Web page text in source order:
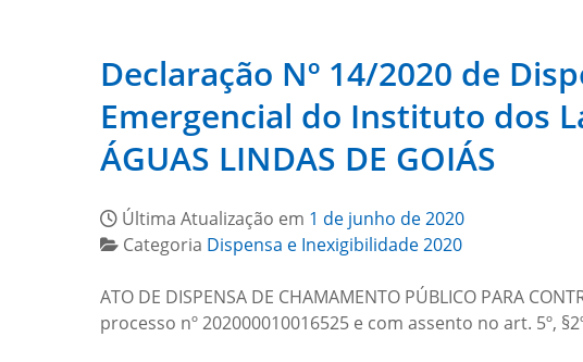
Declaração Nº 14/2020 de
Emergencial do Instituto dos
ÁGUAS LINDAS DE GOIÁS
Última Atualização em 1 de junho de 2020
Categoria Dispensa e Inexigibilidade 2020
ATO DE DISPENSA DE CHAMAMENTO PÚBLICO PARA
processo nº 202000010016525 e com assento no art. 5º,